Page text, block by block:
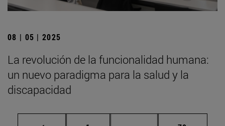
08 | 05 | 2025
La revolución de la funcionalidad humana:
un nuevo paradigma para la salud y la
discapacidad